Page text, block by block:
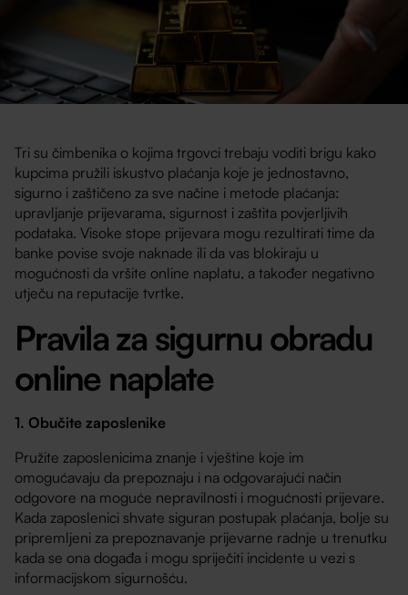
Tri su čimbenika o kojima trgovci trebaju voditi brigu kako
kupcima pružili iskustvo plaćanja koje je jednostavno,
sigurno i zaštičeno za sve načine i metode plaćanja:
upravljanje prijevarama, sigurnost i zaštita povjerljivih
podataka. Visoke stope prijevara mogu rezultirati time da
banke povise svoje naknade ili da vas blokiraju u
mogućnosti da vršite online naplatu, a također negativno
utječu na reputacije tvrtke.
Pravila za sigurnu obradu
online naplate
1. Obučite zaposlenike
Pružite zaposlenicima znanje i vještine koje im
omogućavaju da prepoznaju i na odgovarajući način
odgovore na moguće nepravilnosti i mogućnosti prijevare.
Kada zaposlenici shvate siguran postupak plaćanja, bolje su
pripremljeni za prepoznavanje prijevarne radnje u trenutku
kada se ona događa i mogu spriječiti incidente u vezi s
informacijskom sigurnošću.